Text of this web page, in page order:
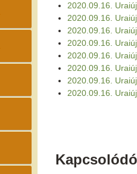
2020.09.16.
2020.09.16.
2020.09.16.
2020.09.16.
2020.09.16.
2020.09.16.
2020.09.16.
2020.09.16.